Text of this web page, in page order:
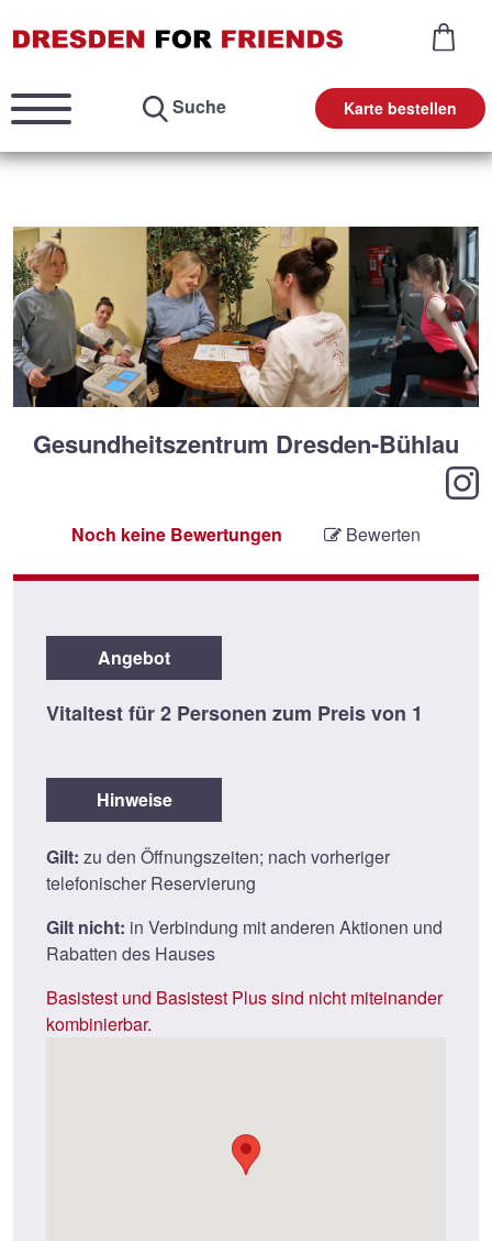
Suche Karte bestellen
Gesundheitszentrum Dresden-Bühlau
Noch keine Bewertungen Bewerten
Angebot
Vitaltest für 2 Personen zum Preis von 1
Hinweise
Gilt: zu den Öffnungszeiten; nach vorheriger
telefonischer Reservierung
Gilt nicht: in Verbindung mit anderen Aktionen und
Rabatten des Hauses
Basistest und Basistest Plus sind nicht miteinander
kombinierbar.